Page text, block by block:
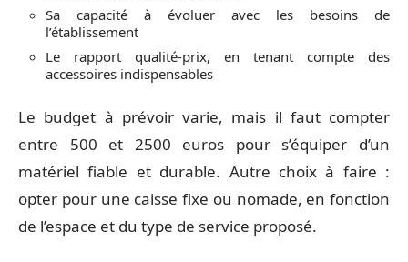
Sa capacité à évoluer avec les besoins de
l’établissement
Le rapport qualité-prix, en tenant compte des
accessoires indispensables
Le budget à prévoir varie, mais il faut compter
entre 500 et 2500 euros pour s’équiper d’un
matériel fiable et durable. Autre choix à faire :
opter pour une caisse fixe ou nomade, en fonction
de l’espace et du type de service proposé.